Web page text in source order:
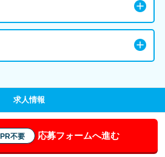
求人情報
不要 応募フォームへ進む